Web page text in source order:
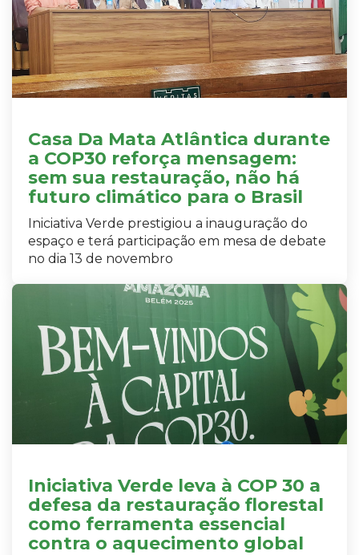
Casa Da Mata Atlântica durante
a COP30 reforça mensagem:
sem sua restauração, não há
futuro climático para o Brasil
Iniciativa Verde prestigiou a inauguração do
espaço e terá participação em mesa de debate
no dia 13 de novembro
Iniciativa Verde leva à COP 30 a
defesa da restauração florestal
como ferramenta essencial
contra o aquecimento global